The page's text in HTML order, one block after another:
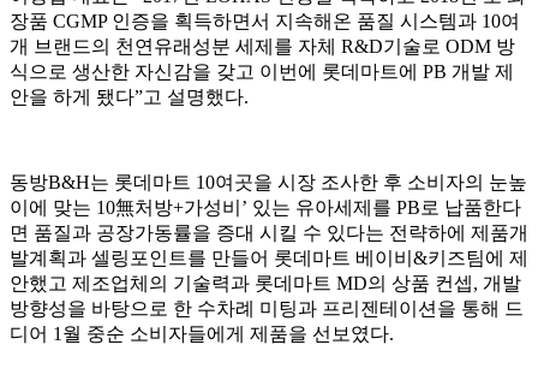
장품 CGMP 인증을 획득하면서 지속해온 품질 시스템과 10여
개 브랜드의 천연유래성분 세제를 자체 R&D기술로 ODM 방
식으로 생산한 자신감을 갖고 이번에 롯데마트에 PB 개발 제
안을 하게 됐다”고 설명했다.
동방B&H는 롯데마트 10여곳을 시장 조사한 후 소비자의 눈높
이에 맞는 10無처방+가성비’ 있는 유아세제를 PB로 납품한다
면 품질과 공장가동률을 증대 시킬 수 있다는 전략하에 제품개
발계획과 셀링포인트를 만들어 롯데마트 베이비&키즈팀에 제
안했고 제조업체의 기술력과 롯데마트 MD의 상품 컨셉, 개발
방향성을 바탕으로 한 수차례 미팅과 프리젠테이션을 통해 드
디어 1월 중순 소비자들에게 제품을 선보였다.